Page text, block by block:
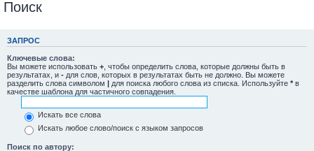
Поиск
ЗАПРОС
Ключевые слова:
Вы можете использовать + , чтобы определить слова, которые должны быть в
результатах, и - для слов, которых в результатах быть не должно. Вы можете
разделить слова символом | для поиска любого слова из списка. Используйте * в
качестве шаблона для частичного совпадения.
Искать все слова
Искать любое слово/поиск с языком запросов
Поиск по автору: